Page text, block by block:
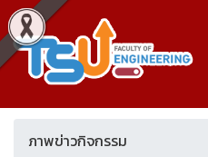
ภาพข่าวกิจกรรม